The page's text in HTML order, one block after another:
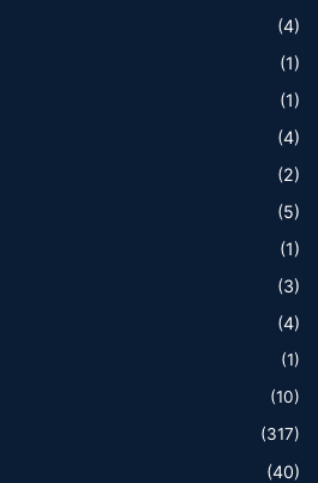
(4)
(1)
(1)
(4)
(2)
(5)
(1)
(3)
(4)
(1)
(10)
(317)
(40)